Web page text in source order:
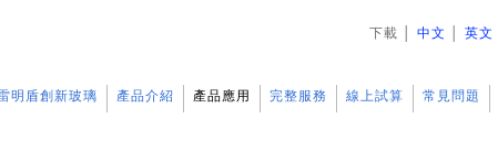
下載 中文 英文
明盾創新玻璃 產品介紹 產品應用 完整服務 線上試算 常見問題